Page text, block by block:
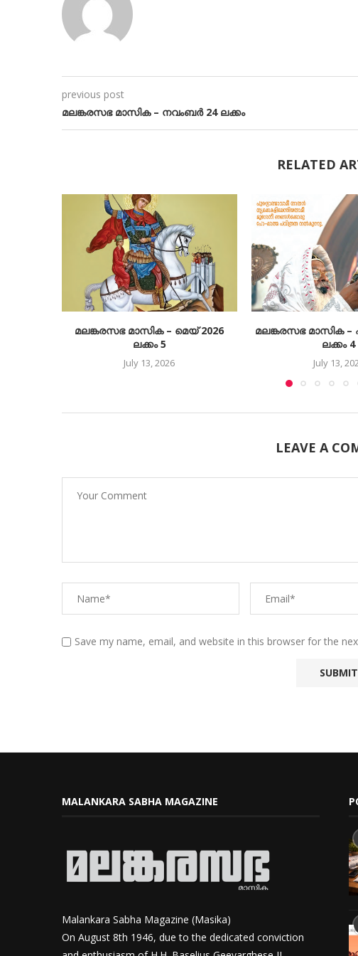
previous post
മലങ്കരസഭ മാസിക – നവംബർ 24 ലക്കം
RELATED
മലങ്കരസഭ മാസിക – മെയ് 2026
ലക്കം 5
July 13, 2026
മലങ്കരസഭ മാസിക –
ലക്കം 4
July 13,
LEAVE A
Save my name, email, and website in this browser for the
MALANKARA SABHA MAGAZINE
Malankara Sabha Magazine (Masika)
On August 8th 1946, due to the dedicated conviction